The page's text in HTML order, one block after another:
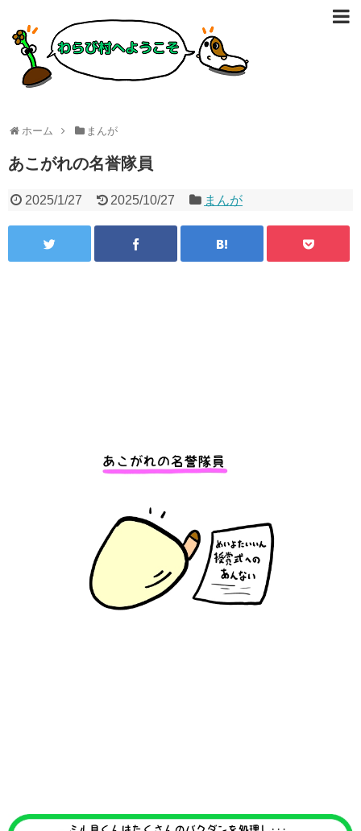
ホーム まんが
あこがれの名誉隊員
2025/1/27 2025/10/27 まんが